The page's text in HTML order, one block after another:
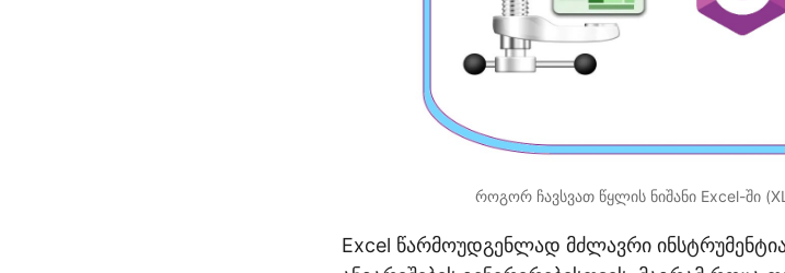
როგორ ჩავსვათ წყლის ნიშანი Excel-ში
Excel წარმოუდგენლად მძლავრი